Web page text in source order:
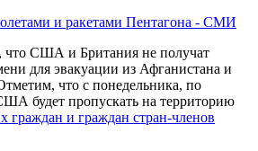
и ракетами Пентагона - СМИ
что США и Британия не получат
для эвакуации из Афганистана и
что с понедельника, по
будет пропускать на территорию
граждан и граждан стран-членов